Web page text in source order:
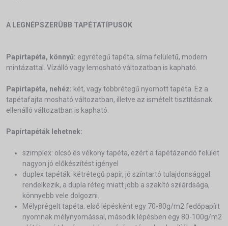
A LEGNÉPSZERÛBB TAPÉTATÍPUSOK
Papírtapéta, könnyű: egyrétegű tapéta, síma felületű, modern
mintázattal. Vízálló vagy lemosható változatban is kapható.
Papírtapéta, nehéz: két, vagy többrétegű nyomott tapéta. Ez a
tapétafajta mosható változatban, illetve az ismételt tisztításnak
ellenálló változatban is kapható.
Papírtapéták lehetnek:
szimplex: olcsó és vékony tapéta, ezért a tapétázandó felület
nagyon jó előkészítést igényel
duplex tapéták: kétrétegű papír, jó színtartó tulajdonsággal
rendelkezik, a dupla réteg miatt jobb a szakító szilárdsága,
könnyebb vele dolgozni.
Mélyprégelt tapéta: első lépésként egy 70-80g/m2 fedőpapírt
nyomnak mélynyomással, második lépésben egy 80-100g/m2